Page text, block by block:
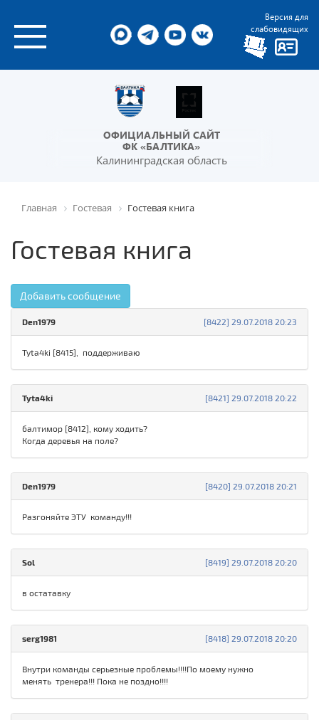
Версия для
слабовидящих
ОФИЦИАЛЬНЫЙ САЙТ
ФК «БАЛТИКА»
Калининградская область
Главная Гостевая Гостевая книга
Гостевая книга
Добавить сообщение
[8422] 29.07.2018 20:23
Den1979
Tyta4ki [8415], поддерживаю
[8421] 29.07.2018 20:22
Tyta4ki
балтимор [8412], кому ходить?
Когда деревья на поле?
[8420] 29.07.2018 20:21
Den1979
Разгоняйте ЭТУ команду!!!
[8419] 29.07.2018 20:20
Sol
в остатавку
[8418] 29.07.2018 20:20
serg1981
Внутри команды серьезные проблемы!!!!По моему нужно
менять тренера!!! Пока не поздно!!!!